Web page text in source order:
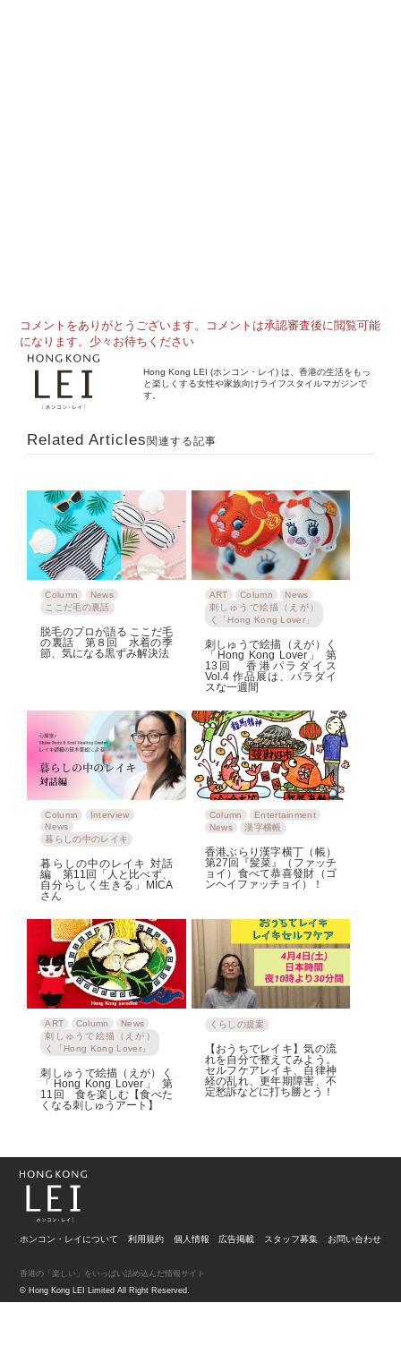
コメントをありがとうございます。コメントは承認審査後に閲覧可能
になります。少々お待ちください
Hong Kong LEI (ホンコン・レイ) は、香港の生活をもっ
と楽しくする女性や家族向けライフスタイルマガジンで
す。
Related Articles 関連する記事
Column
News
ここだ毛の裏話
脱毛のプロが語る ここだ毛
の裏話 第８回 水着の季
節、気になる黒ずみ解決法
ART Column
News
刺しゅうで絵描（えが）
く「Hong Kong Lover」
刺しゅうで絵描（えが）く
「Hong Kong Lover」 第
13回 香港パラダイス
Vol.4 作品展は、パラダイ
スな一週間
Column
Interview
News
暮らしの中のレイキ
暮らしの中のレイキ 対話
編 第11回「人と比べず、
自分らしく生きる」MICA
さん
Column
Entertainment
News
漢字横帳
香港ぶらり漢字横丁（帳）
第27回『髪菜』（ファッチ
ョイ）食べて恭喜發財（ゴ
ンヘイファッチョイ）！
ART Column
News
刺しゅうで絵描（えが）
く「Hong Kong Lover」
刺しゅうで絵描（えが）く
「Hong Kong Lover」 第
11回 食を楽しむ【食べた
くなる刺しゅうアート】
くらしの提案
【おうちでレイキ】気の流
れを自分で整えてみよう。
セルフケアレイキ、自律神
経の乱れ、更年期障害、不
定愁訴などに打ち勝とう！
ホンコン・レイについて 利用規約 個人情報 広告掲載 スタッフ募集 お問い合わせ
© Hong Kong LEI Limited All Right Reserved.
香港の「楽しい」をいっぱい詰め込んだ情報サイト